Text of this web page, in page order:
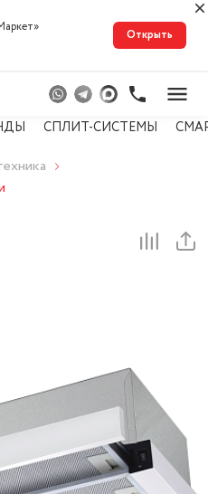
Открыть
СПЛИТ-СИСТЕМЫ